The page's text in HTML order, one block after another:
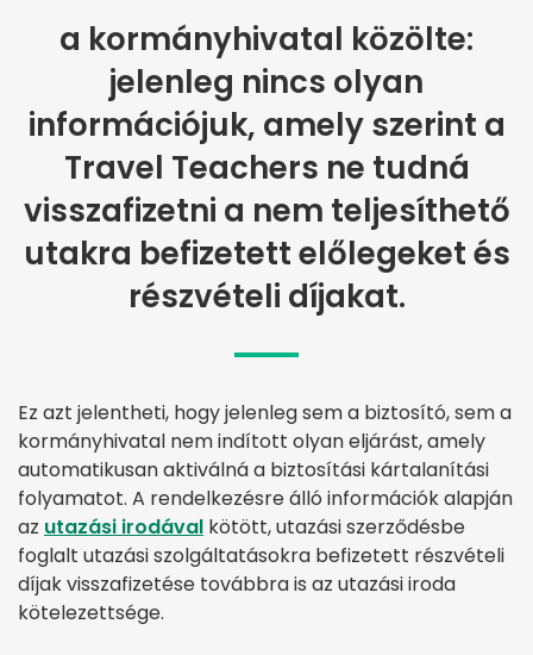
a kormányhivatal közölte:
jelenleg nincs olyan
információjuk, amely szerint a
Travel Teachers ne tudná
visszafizetni a nem teljesíthető
utakra befizetett előlegeket és
részvételi díjakat.
Ez azt jelentheti, hogy jelenleg sem a biztosító, sem a
kormányhivatal nem indított olyan eljárást, amely
automatikusan aktiválná a biztosítási kártalanítási
folyamatot. A rendelkezésre álló információk alapján
az utazási irodával kötött, utazási szerződésbe
foglalt utazási szolgáltatásokra befizetett részvételi
díjak visszafizetése továbbra is az utazási iroda
kötelezettsége.